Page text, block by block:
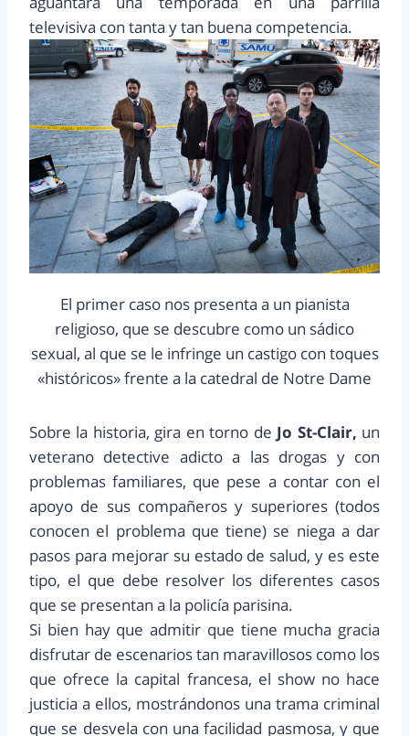
televisiva con tanta y tan buena competencia.
El primer caso nos presenta a un pianista
religioso, que se descubre como un sádico
sexual, al que se le infringe un castigo con toques
«históricos» frente a la catedral de Notre Dame
Sobre la historia, gira en torno de Jo St-Clair, un
veterano detective adicto a las drogas y con
problemas familiares, que pese a contar con el
apoyo de sus compañeros y superiores (todos
conocen el problema que tiene) se niega a dar
pasos para mejorar su estado de salud, y es este
tipo, el que debe resolver los diferentes casos
que se presentan a la policía parisina.
Si bien hay que admitir que tiene mucha gracia
disfrutar de escenarios tan maravillosos como los
que ofrece la capital francesa, el show no hace
justicia a ellos, mostrándonos una trama criminal
que se desvela con una facilidad pasmosa, y que